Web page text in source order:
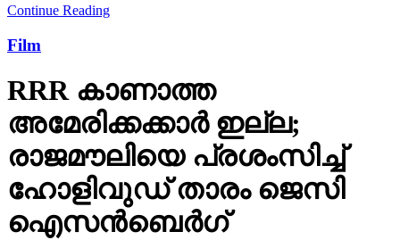
Continue Reading
Film
RRR കാണാത്ത
അമേരിക്കക്കാര്‍ ഇല്ല;
രാജമൗലിയെ പ്രശംസിച്ച്
ഹോളിവുഡ് താരം ജെസി
ഐസന്‍ബെര്‍ഗ്